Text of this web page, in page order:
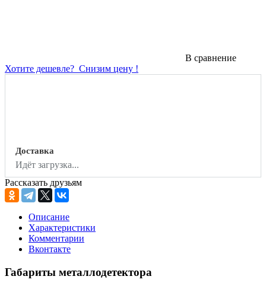
В сравнение
Хотите дешевле? Снизим цену !
Доставка
Идёт загрузка...
Рассказать друзьям
Описание
Характеристики
Комментарии
Вконтакте
Габариты металлодетектора